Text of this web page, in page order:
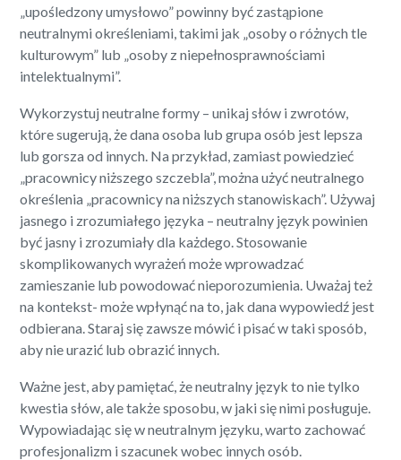
„upośledzony umysłowo” powinny być zastąpione
neutralnymi określeniami, takimi jak „osoby o różnych tle
kulturowym” lub „osoby z niepełnosprawnościami
intelektualnymi”.
Wykorzystuj neutralne formy – unikaj słów i zwrotów,
które sugerują, że dana osoba lub grupa osób jest lepsza
lub gorsza od innych. Na przykład, zamiast powiedzieć
„pracownicy niższego szczebla”, można użyć neutralnego
określenia „pracownicy na niższych stanowiskach”. Używaj
jasnego i zrozumiałego języka – neutralny język powinien
być jasny i zrozumiały dla każdego. Stosowanie
skomplikowanych wyrażeń może wprowadzać
zamieszanie lub powodować nieporozumienia. Uważaj też
na kontekst- może wpłynąć na to, jak dana wypowiedź jest
odbierana. Staraj się zawsze mówić i pisać w taki sposób,
aby nie urazić lub obrazić innych.
Ważne jest, aby pamiętać, że neutralny język to nie tylko
kwestia słów, ale także sposobu, w jaki się nimi posługuje.
Wypowiadając się w neutralnym języku, warto zachować
profesjonalizm i szacunek wobec innych osób.